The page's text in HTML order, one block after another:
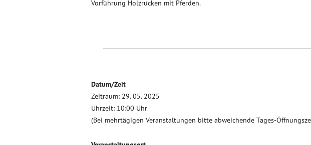
Vorführung Holzrücken mit Pferden.
Datum/Zeit
Zeitraum: 29. 05. 2025
Uhrzeit: 10:00 Uhr
(Bei mehrtägigen Veranstaltungen bitte abweichende Tages-